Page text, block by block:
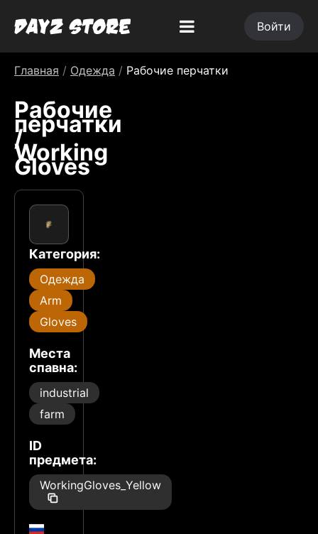
Войти
Главная / Одежда / Рабочие перчатки
Рабочие
перчатки
/
Working
Gloves
Категория:
Одежда
Arm
Gloves
Места
спавна:
industrial
farm
ID
предмета:
WorkingGloves_Yellow